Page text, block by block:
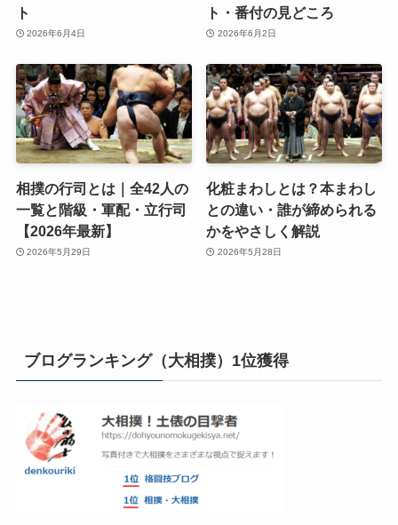
ト
2026年6月4日
ト・番付の見どころ
2026年6月2日
相撲の行司とは｜全42人の
一覧と階級・軍配・立行司
【2026年最新】
2026年5月29日
化粧まわしとは？本まわし
との違い・誰が締められる
かをやさしく解説
2026年5月28日
ブログランキング（大相撲）1位獲得